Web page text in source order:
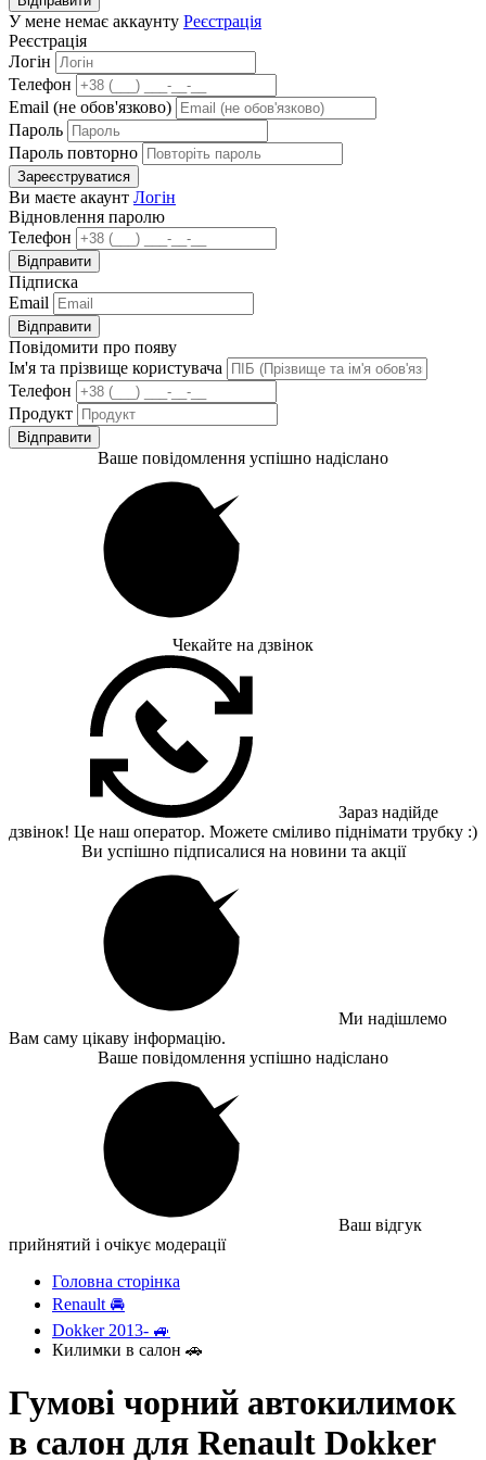
У мене немає аккаунту Реєстрація
Реєстрація
Логін
Телефон
Email (не обов'язково)
Пароль
Пароль повторно
Зареєструватися
Ви маєте акаунт Логін
Відновлення паролю
Телефон
Відправити
Підписка
Email
Відправити
Повідомити про появу
Ім'я та прізвище користувача
Телефон
Продукт
Відправити
Ваше повідомлення успішно надіслано
Чекайте на дзвінок
Зараз надійде
дзвінок! Це наш оператор. Можете сміливо піднімати трубку :)
Ви успішно підписалися на новини та акції
Ми надішлемо
Вам саму цікаву інформацію.
Ваше повідомлення успішно надіслано
Ваш відгук
прийнятий і очікує модерації
Головна сторінка
Renault 🚘
Dokker 2013- 🚙
Килимки в салон 🚗
Гумові чорний автокилимок
в салон для Renault Dokker